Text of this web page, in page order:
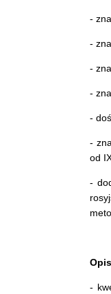
-
-
-
-
-
-
od
-
-